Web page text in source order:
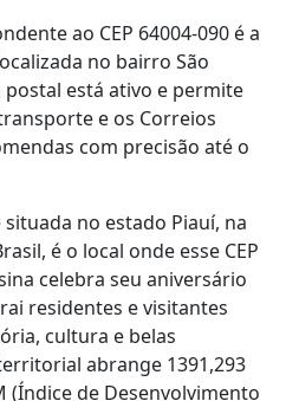
ao CEP 64004-090 é a
no bairro São
postal está ativo e permite
e os Correios
com precisão até o
no estado Piauí, na
é o local onde esse CEP
celebra seu aniversário
residentes e visitantes
cultura e belas
abrange 1391,293
(Índice de Desenvolvimento